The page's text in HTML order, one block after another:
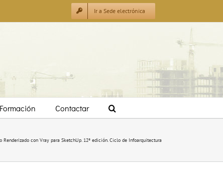
Ir a Sede electrónica
Formación Contactar
Renderizado con Vray para SketchUp. 12ª edición. Ciclo de Infoarquitectura